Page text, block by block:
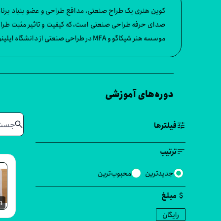
صدای حرفه طراحی صنعتی است، که کیفیت و تاثیر مثبت
موسسه هنر شیکاگو و MFA در طراحی صنعتی از دانشگاه ایلینوی در شیکاگو است. او یکی از فعالان طراحی و طراحی صنعتی است.
دوره‌های آموزشی
tuneفیلترها
sortترتیب
جدیدترین محبوب‌ترین
attach_money مبلغ
رایگان
search